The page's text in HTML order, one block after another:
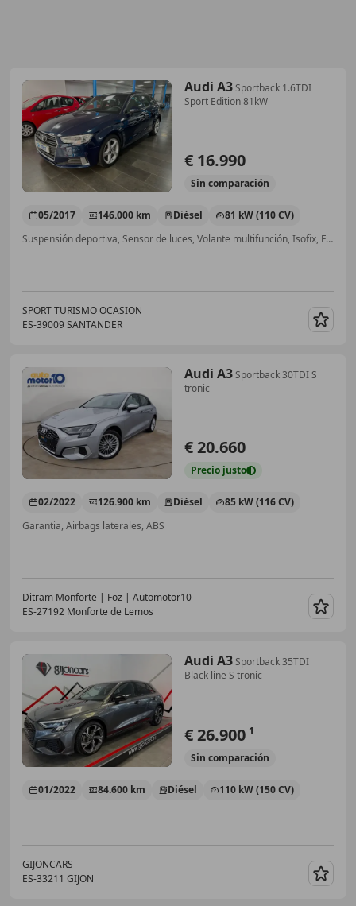
Audi A3Sportback 1.6TDI
Sport Edition 81kW
€ 16.990
Sin comparación
05/2017 146.000 km Diésel
81 kW (110 CV)
Suspensión deportiva, Sensor de luces, Volante multifunción, Isofix, Faros de xenon, ABS, Bluetooth, Elevalunas eléctrico
SPORT TURISMO OCASION
ES-39009 SANTANDER
Audi A3Sportback 30TDI S
tronic
€ 20.660
Precio justo
02/2022 126.900 km Diésel
85 kW (116 CV)
Garantia, Airbags laterales, ABS
Ditram Monforte | Foz | Automotor10
ES-27192 Monforte de Lemos
Audi A3Sportback 35TDI
Black line S tronic
€ 26.900 1
Sin comparación
01/2022 84.600 km Diésel 110 kW (150 CV)
GIJONCARS
ES-33211 GIJON